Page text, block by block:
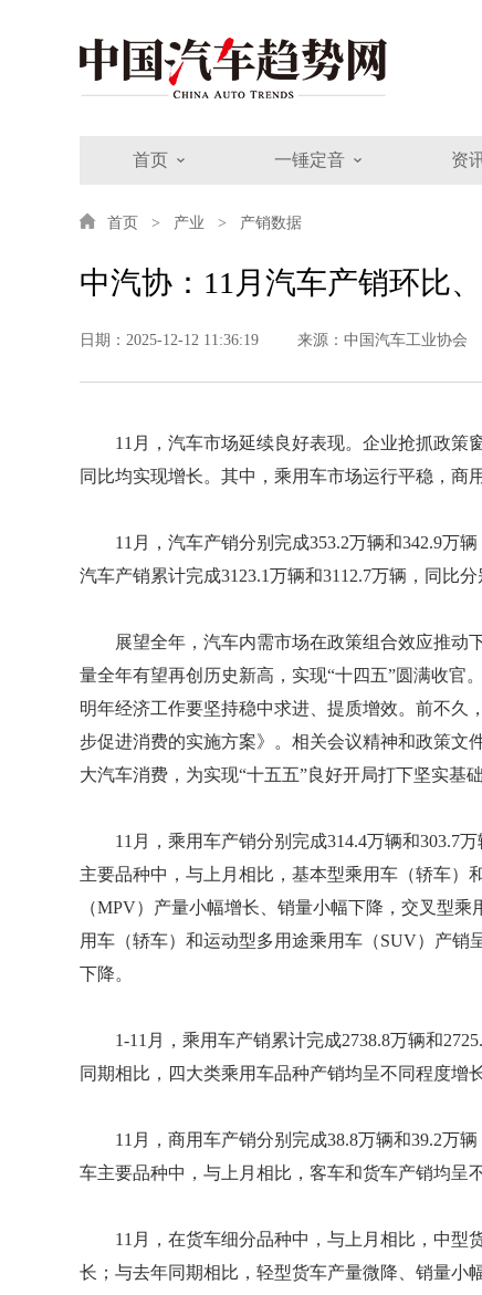
首页 一锤定音 资
首页 产业 产销数据
中汽协：11月汽车产销环比
日期：2025-12-12 11:36:19 来源：中国汽车工业协会
11月，汽车市场延续良好表现。企业抢抓政策
同比均实现增长。其中，乘用车市场运行平稳，商
11月，汽车产销分别完成353.2万辆和342.9万
汽车产销累计完成3123.1万辆和3112.7万辆，同比分
展望全年，汽车内需市场在政策组合效应推动
量全年有望再创历史新高，实现“十四五”圆满收官
明年经济工作要坚持稳中求进、提质增效。前不久
步促进消费的实施方案》。相关会议精神和政策文
大汽车消费，为实现“十五五”良好开局打下坚实基础
11月，乘用车产销分别完成314.4万辆和303.7
主要品种中，与上月相比，基本型乘用车（轿车）
（MPV）产量小幅增长、销量小幅下降，交叉型
用车（轿车）和运动型多用途乘用车（SUV）产
下降。
1-11月，乘用车产销累计完成2738.8万辆和
同期相比，四大类乘用车品种产销均呈不同程度增
11月，商用车产销分别完成38.8万辆和39.2万
车主要品种中，与上月相比，客车和货车产销均呈
11月，在货车细分品种中，与上月相比，中型
长；与去年同期相比，轻型货车产量微降、销量小